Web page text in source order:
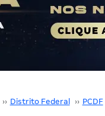
›› Distrito Federal ›› PCDF